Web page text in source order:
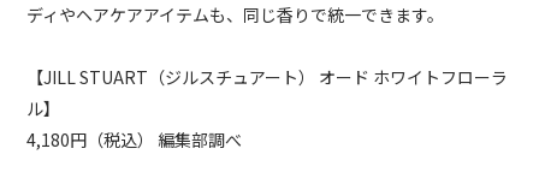
ディやヘアケアアイテムも、同じ香りで統一できます。
【JILL STUART（ジルスチュアート） オード ホワイトフローラ
ル】
4,180円（税込） 編集部調べ